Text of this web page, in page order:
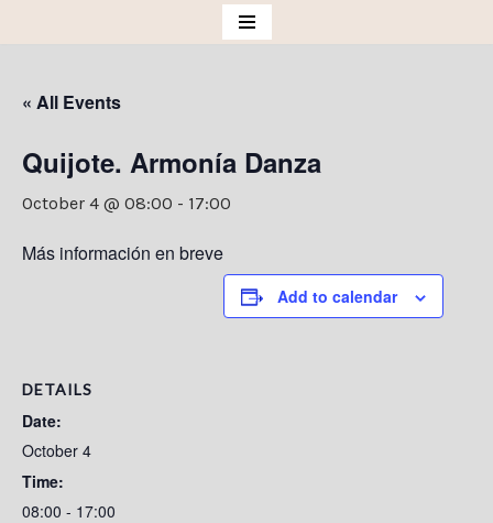
content
« All Events
Quijote. Armonía Danza
October 4 @ 08:00 - 17:00
Más información en breve
Add to calendar
DETAILS
Date:
October 4
Time:
08:00 - 17:00